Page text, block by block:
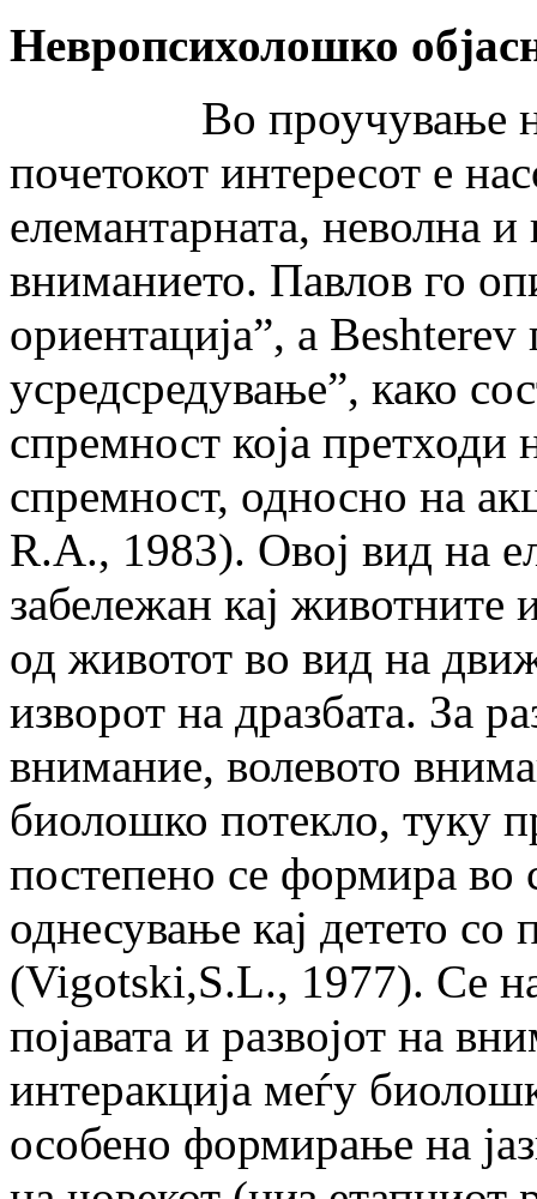
Невропсихолошко
Во проучување на
почетокот интересот е
елемантарната, неволна
вниманието. Павлов го
ориентација”, а
усредсредување”, како
спремност која претходи
спремност, односно на
R.A., 1983). Овој вид на
забележан кај животните
од животот во вид на
изворот на дразбата. За
внимание, волевото
биолошко потекло, туку
постепено се формира во
однесување кај детето
(Vigotski,S.L., 1977). Се
појавата и развојот на
интеракција меѓу
особено формирање на